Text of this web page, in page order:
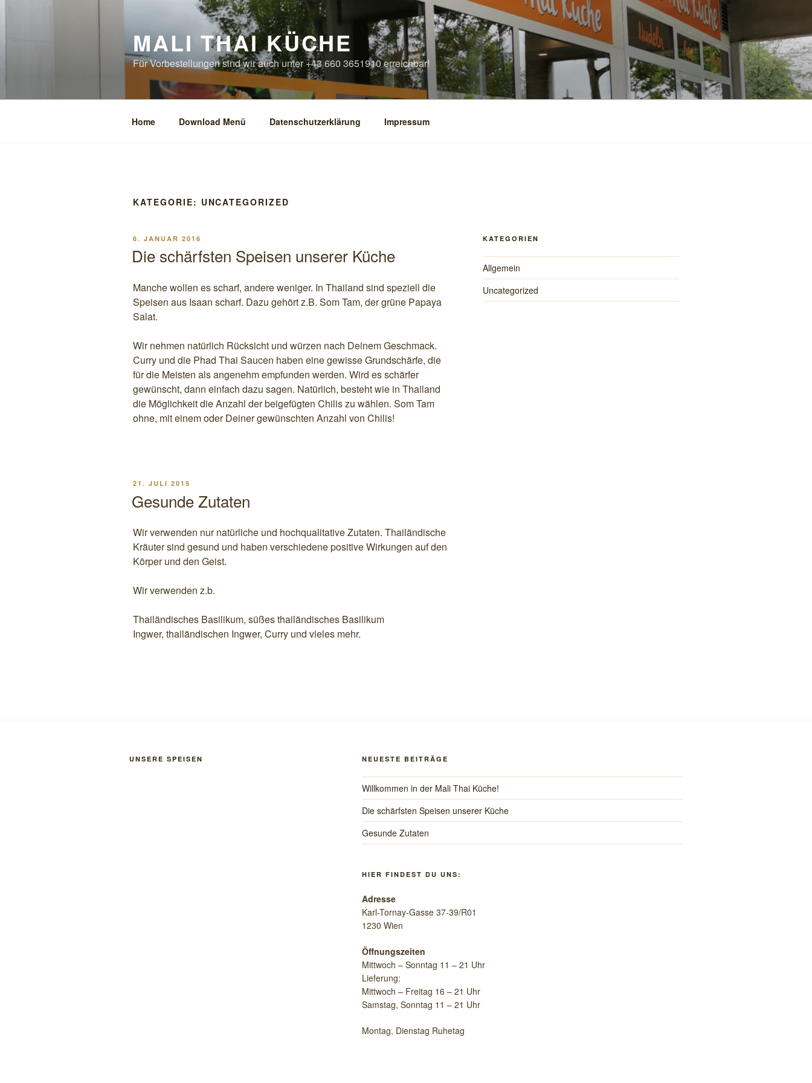
MALI THAI KÜCHE
Für Vorbestellungen sind wir auch unter +43 660 3651910 erreichbar!
Home Download Menü Datenschutzerklärung Impressum
KATEGORIE: UNCATEGORIZED
VERÖFFENTLICHT
6. JANUAR 2016
Die schärfsten Speisen unserer Küche
Manche wollen es scharf, andere weniger. In Thailand sind speziell die
Speisen aus Isaan scharf. Dazu gehört z.B. Som Tam, der grüne Papaya
Salat.
Wir nehmen natürlich Rücksicht und würzen nach Deinem Geschmack.
Curry und die Phad Thai Saucen haben eine gewisse Grundschärfe, die
für die Meisten als angenehm empfunden werden. Wird es schärfer
gewünscht, dann einfach dazu sagen. Natürlich, besteht wie in Thailand
die Möglichkeit die Anzahl der beigefügten Chilis zu wählen. Som Tam
ohne, mit einem oder Deiner gewünschten Anzahl von Chilis!
VERÖFFENTLICHT
21. JULI 2015
Gesunde Zutaten
Wir verwenden nur natürliche und hochqualitative Zutaten. Thailändische
Kräuter sind gesund und haben verschiedene positive Wirkungen auf den
Körper und den Geist.
Wir verwenden z.b.
Thailändisches Basilikum, süßes thailändisches Basilikum
Ingwer, thailändischen Ingwer, Curry und vieles mehr.
KATEGORIEN
Allgemein
Uncategorized
UNSERE SPEISEN NEUESTE BEITRÄGE
Willkommen in der Mali Thai Küche!
Die schärfsten Speisen unserer Küche
Gesunde Zutaten
HIER FINDEST DU UNS:
Adresse
Karl-Tornay-Gasse 37-39/R01
1230 Wien
Öffnungszeiten
Mittwoch – Sonntag 11 – 21 Uhr
Lieferung:
Mittwoch – Freitag 16 – 21 Uhr
Samstag, Sonntag 11 – 21 Uhr
Montag, Dienstag Ruhetag